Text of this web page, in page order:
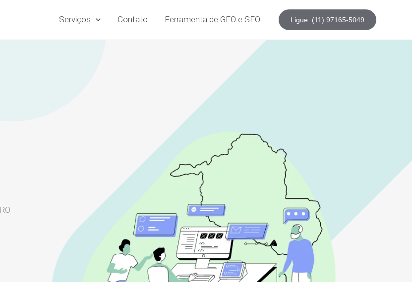
Serviços Contato Ferramenta de GEO e SEO Ligue: (11) 97165-5049